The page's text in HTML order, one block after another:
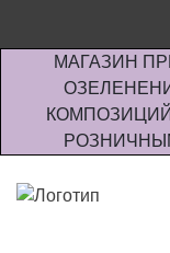
МАГАЗИН